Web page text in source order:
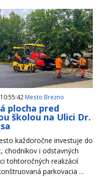
Mesto Brezno
plocha pred
školou na Ulici Dr.
každoročne investuje do
chodníkov i odstavných
tohtoročných realizácií
parkovacia ...